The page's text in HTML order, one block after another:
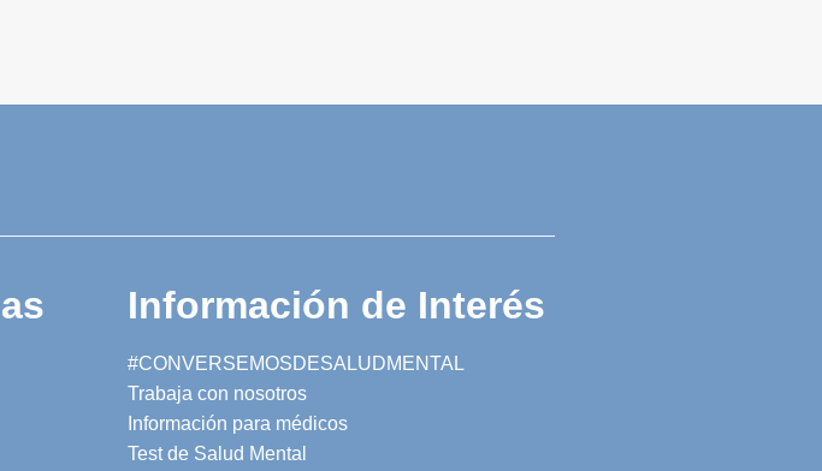
Información de Interés
#CONVERSEMOSDESALUDMENTAL
Trabaja con nosotros
Información para médicos
Test de Salud Mental